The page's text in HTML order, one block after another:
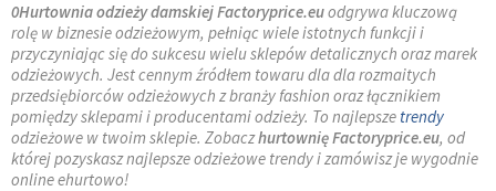
0Hurtownia odzieży damskiej Factoryprice.euodgrywa kluczową
rolę w biznesie odzieżowym, pełniąc wiele istotnych funkcji i
przyczyniając się do sukcesu wielu sklepów detalicznych oraz marek
odzieżowych. Jest cennym źródłem towaru dla dla rozmaitych
przedsiębiorców odzieżowych z branży fashion oraz łącznikiem
pomiędzy sklepami i producentami odzieży. To najlepsze trendy
odzieżowe w twoim sklepie. Zobaczhurtownię Factoryprice.eu, od
której pozyskasz najlepsze odzieżowe trendy i zamówisz je wygodnie
online ehurtowo!